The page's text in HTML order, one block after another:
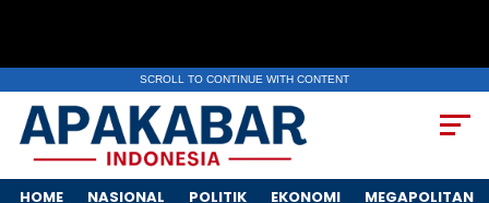
SCROLL TO CONTINUE WITH CONTENT
HOME NASIONAL POLITIK EKONOMI MEGAPOLITAN